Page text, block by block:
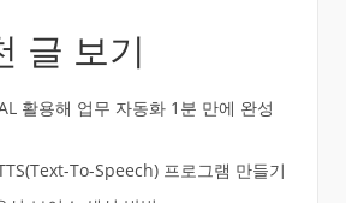
글 보기
활용해 업무 자동화 1분 만에 완성
To-Speech) 프로그램 만들기